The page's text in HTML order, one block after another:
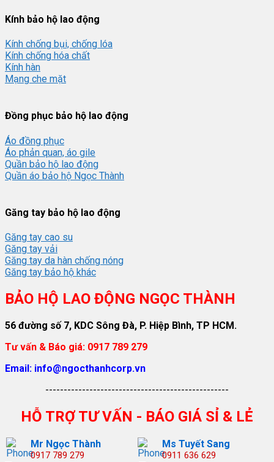
Kính bảo hộ lao động
Kính chống bụi, chống lóa
Kính chống hóa chất
Kính hàn
Mạng che mặt
Đồng phục bảo hộ lao động
Áo đồng phục
Áo phản quan, áo gile
Quần bảo hộ lao động
Quần áo bảo hộ Ngọc Thành
Găng tay bảo hộ lao động
Găng tay cao su
Găng tay vải
Găng tay da hàn chống nóng
Găng tay bảo hộ khác
BẢO HỘ LAO ĐỘNG NGỌC THÀNH
56 đường số 7, KDC Sông Đà, P. Hiệp Bình, TP HCM.
Tư vấn & Báo giá: 0917 789 279
Email: info@ngocthanhcorp.vn
--------------------------------------------------
HỖ TRỢ TƯ VẤN - BÁO GIÁ SỈ & LẺ
Mr Ngọc Thành
0917 789 279
Ms Tuyết Sang
0911 636 629